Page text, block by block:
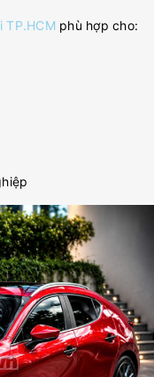
phù hợp cho: